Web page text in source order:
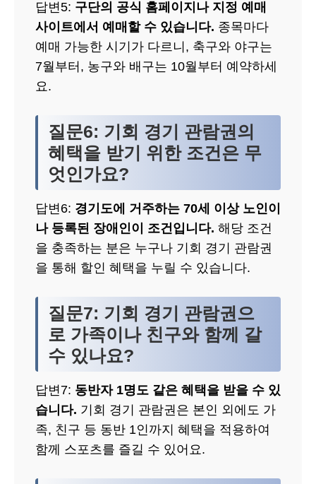
답변5: 구단의 공식 홈페이지나 지정 예매
사이트에서 예매할 수 있습니다. 종목마다
예매 가능한 시기가 다르니, 축구와 야구는
7월부터, 농구와 배구는 10월부터 예약하세
요.
질문6: 기회 경기 관람권의
혜택을 받기 위한 조건은 무
엇인가요?
답변6: 경기도에 거주하는 70세 이상 노인이
나 등록된 장애인이 조건입니다. 해당 조건
을 충족하는 분은 누구나 기회 경기 관람권
을 통해 할인 혜택을 누릴 수 있습니다.
질문7: 기회 경기 관람권으
로 가족이나 친구와 함께 갈
수 있나요?
답변7: 동반자 1명도 같은 혜택을 받을 수 있
습니다. 기회 경기 관람권은 본인 외에도 가
족, 친구 등 동반 1인까지 혜택을 적용하여
함께 스포츠를 즐길 수 있어요.